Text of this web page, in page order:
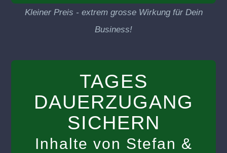
Kleiner Preis - extrem grosse Wirkung für Dein
Business!
TAGES
DAUERZUGANG
SICHERN
Inhalte von Stefan &